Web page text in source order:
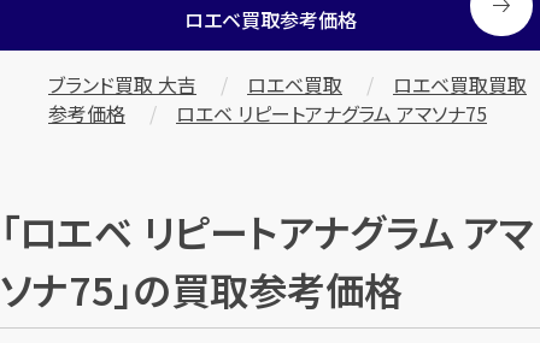
ロエベ買取参考価格
ブランド買取 大吉 ロエベ買取
ロエベ買取買取
参考価格
ロエベ リピートアナグラム アマソナ75
「ロエベ リピートアナグラム アマ
ソナ75」の買取参考価格